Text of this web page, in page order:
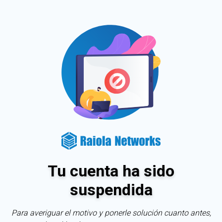
Tu cuenta ha sido
suspendida
Para averiguar el motivo y ponerle solución cuanto antes,